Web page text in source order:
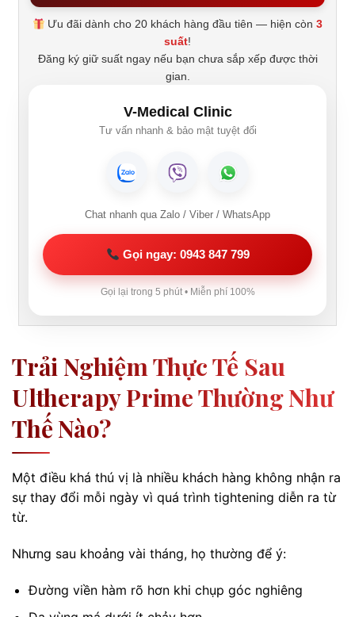
Ưu đãi dành cho 20 khách hàng đầu tiên — hiện còn3
suất!
Đăng ký giữ suất ngay nếu bạn chưa sắp xếp được thời
gian.
V-Medical Clinic
Tư vấn nhanh & bảo mật tuyệt đối
Chat nhanh qua Zalo / Viber / WhatsApp
Gọi ngay: 0943 847 799
Gọi lại trong 5 phút • Miễn phí 100%
Trải Nghiệm Thực Tế Sau
Ultherapy Prime Thường Như
Thế Nào?
Một điều khá thú vị là nhiều khách hàng không nhận ra
sự thay đổi mỗi ngày vì quá trình tightening diễn ra từ
từ.
Nhưng sau khoảng vài tháng, họ thường để ý:
Đường viền hàm rõ hơn khi chụp góc nghiêng